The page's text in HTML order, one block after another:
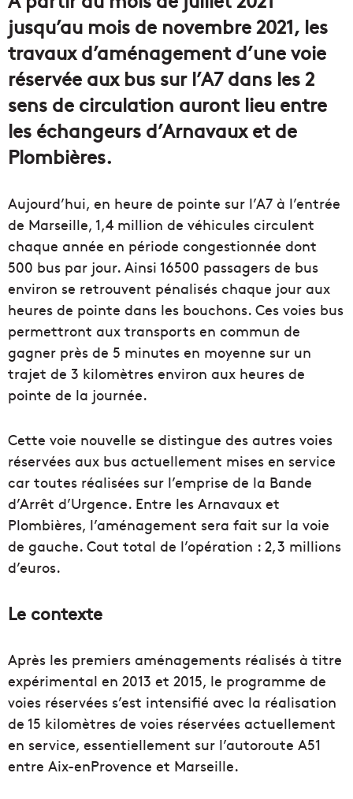
jusqu’au mois de novembre 2021, les
travaux d’aménagement d’une voie
réservée aux bus sur l’A7 dans les 2
sens de circulation auront lieu entre
les échangeurs d’Arnavaux et de
Plombières.
Aujourd’hui, en heure de pointe sur l’A7 à l’entrée
de Marseille, 1,4 million de véhicules circulent
chaque année en période congestionnée dont
500 bus par jour. Ainsi 16500 passagers de bus
environ se retrouvent pénalisés chaque jour aux
heures de pointe dans les bouchons. Ces voies bus
permettront aux transports en commun de
gagner près de 5 minutes en moyenne sur un
trajet de 3 kilomètres environ aux heures de
pointe de la journée.
Cette voie nouvelle se distingue des autres voies
réservées aux bus actuellement mises en service
car toutes réalisées sur l’emprise de la Bande
d’Arrêt d’Urgence. Entre les Arnavaux et
Plombières, l’aménagement sera fait sur la voie
de gauche. Cout total de l’opération : 2,3 millions
d’euros.
Le contexte
Après les premiers aménagements réalisés à titre
expérimental en 2013 et 2015, le programme de
voies réservées s’est intensifié avec la réalisation
de 15 kilomètres de voies réservées actuellement
en service, essentiellement sur l’autoroute A51
entre Aix-enProvence et Marseille.